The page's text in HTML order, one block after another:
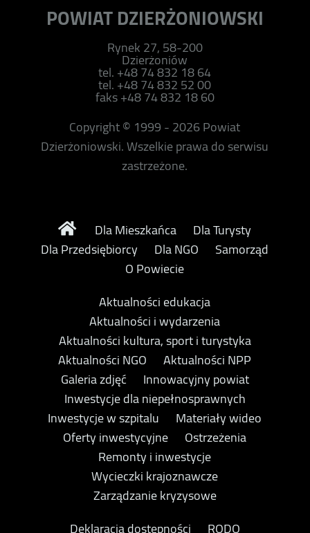
POWIAT DZIERŻONIOWSKI
Rynek 27, 58-200
Dzierżoniów
tel. +48 74 832 18 64
tel. +48 74 832 52 00
faks +48 74 832 18 60
Copyright © 1999 - 2026 Powiat
Dzierżoniowski. Wszelkie prawa do serwisu
zastrzeżone.
Dla Mieszkańca
Dla Turysty
Dla Przedsiębiorcy
Dla NGO
Samorząd
O Powiecie
Aktualności edukacja
Aktualności i wydarzenia
Aktualności kultura, sport i turystyka
Aktualności NGO
Aktualności NPP
Galeria zdjęć
Innowacyjny powiat
Inwestycje dla niepełnosprawnych
Inwestycje w szpitalu
Materiały wideo
Oferty inwestycyjne
Ostrzeżenia
Remonty i inwestycje
Wycieczki krajoznawcze
Zarządzanie kryzysowe